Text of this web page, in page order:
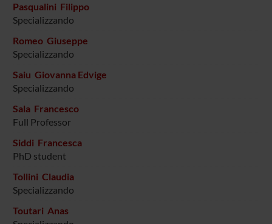
Pasqualini Filippo
Specializzando
Romeo Giuseppe
Specializzando
Saiu Giovanna Edvige
Specializzando
Sala Francesco
Full Professor
Siddi Francesca
PhD student
Tollini Claudia
Specializzando
Toutari Anas